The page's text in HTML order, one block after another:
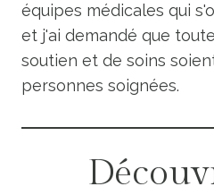
équipes médicales qui
et j'ai demandé que
soutien et de soins
personnes soignées.